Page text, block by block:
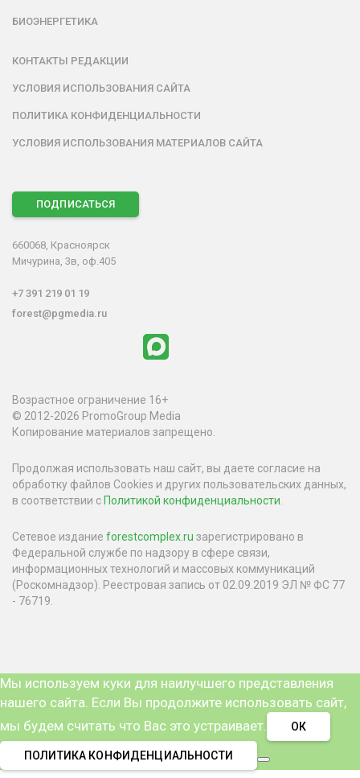
БИОЭНЕРГЕТИКА
КОНТАКТЫ РЕДАКЦИИ
УСЛОВИЯ ИСПОЛЬЗОВАНИЯ САЙТА
ПОЛИТИКА КОНФИДЕНЦИАЛЬНОСТИ
УСЛОВИЯ ИСПОЛЬЗОВАНИЯ МАТЕРИАЛОВ САЙТА
ПОДПИСАТЬСЯ
660068, Красноярск
Мичурина, 3в, оф.405
+7 391 219 01 19
forest@pgmedia.ru
Возрастное ограничение 16+
© 2012-2026 PromoGroup Media
Копирование материалов запрещено.
Продолжая использовать наш сайт, вы даете согласие на
обработку файлов Cookies и других пользовательских данных,
в соответствии сПолитикой конфиденциальности
Сетевое издание forestcomplex.ru зарегистрировано в
Федеральной службе по надзору в сфере связи,
информационных технологий и массовых коммуникаций
(Роскомнадзор). Реестровая запись от 02.09.2019 ЭЛ № ФС 77
- 76719.
Мы используем куки для наилучшего представления
нашего сайта. Если Вы продолжите использовать сайт,
мы будем считать что Вас это устраивает.
ОК
ПОЛИТИКА КОНФИДЕНЦИАЛЬНОСТИ